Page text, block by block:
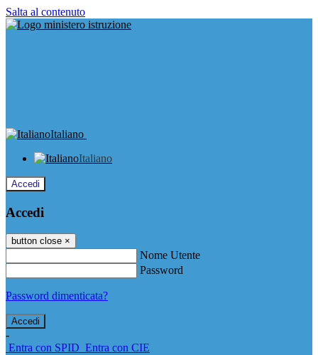
Salta al contenuto
Italiano
Italiano
Accedi
Accedi
button close ×
Nome Utente
Password
Password dimenticata?
-
Entra con SPID Entra con CIE